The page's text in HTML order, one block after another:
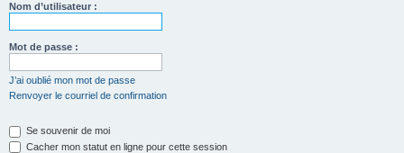
Nom d’utilisateur :
Mot de passe :
J’ai oublié mon mot de passe
Renvoyer le courriel de confirmation
Se souvenir de moi
Cacher mon statut en ligne pour cette session